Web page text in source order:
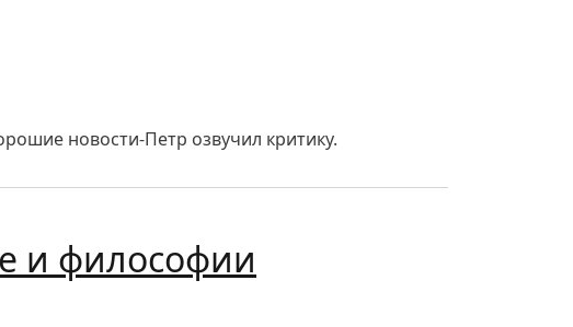
новости-Петр озвучил критику.
и философии